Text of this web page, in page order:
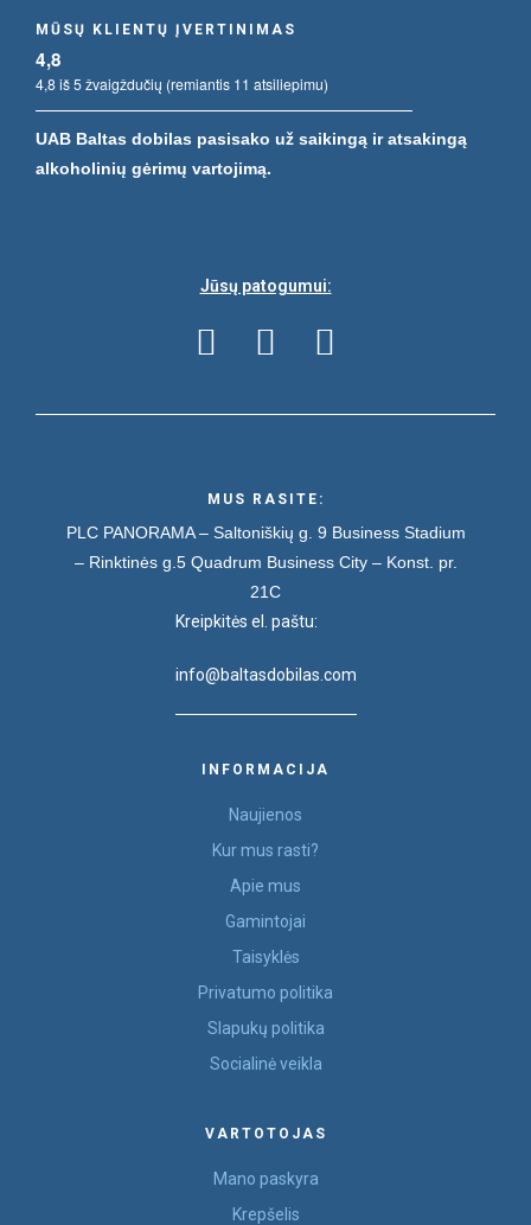
MŪSŲ KLIENTŲ ĮVERTINIMAS
4,8
4,8 iš 5 žvaigždučių (remiantis 11 atsiliepimu)
UAB Baltas dobilas pasisako už saikingą ir atsakingą
alkoholinių gėrimų vartojimą.
Jūsų patogumui:
MUS RASITE:
PLC PANORAMA – Saltoniškių g. 9 Business Stadium
– Rinktinės g.5 Quadrum Business City – Konst. pr.
21C
Kreipkitės el. paštu:
info@baltasdobilas.com
INFORMACIJA
Naujienos
Kur mus rasti?
Apie mus
Gamintojai
Taisyklės
Privatumo politika
Slapukų politika
Socialinė veikla
VARTOTOJAS
Mano paskyra
Krepšelis